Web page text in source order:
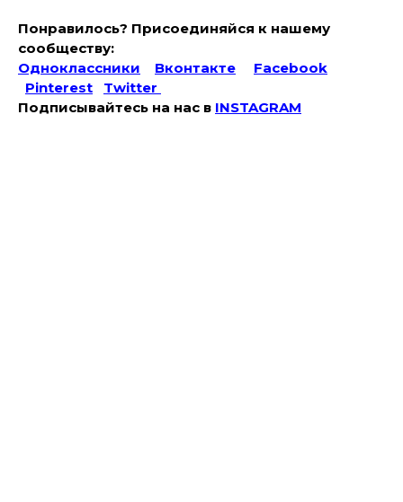
Понравилось? Присоединяйся к нашему
сообществу:
Одноклассники
Вконтакте
Facebook
Pinterest
Twitter
Подписывайтесь на наc в INSTAGRAM